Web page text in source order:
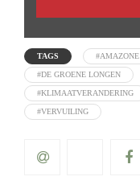
TAGS #AMAZONE
#DE GROENE LONGEN
#KLIMAATVERANDERING
#VERVUILING